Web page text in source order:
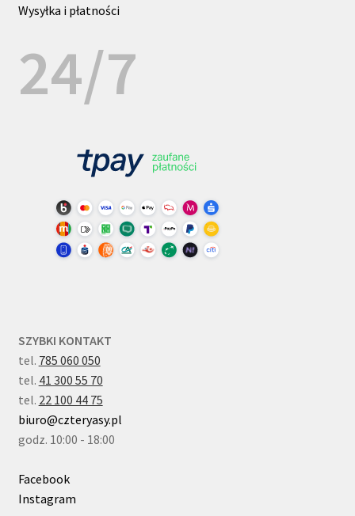
Wysyłka i płatności
24/7
SZYBKI KONTAKT
tel. 785 060 050
tel. 41 300 55 70
tel. 22 100 44 75
biuro@czteryasy.pl
godz. 10:00 - 18:00
Facebook
Instagram